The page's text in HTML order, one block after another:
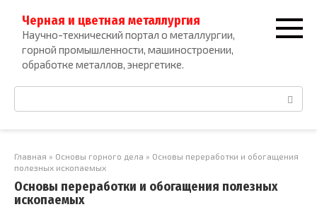
контенту
Черная и цветная металлургия
Научно-технический портал о металлургии,
горной промышленности, машиностроении,
обработке металлов, энергетике.
Поиск:
Главная » Основы горного дела » Основы переработки и обогащения
полезных ископаемых
Основы переработки и обогащения полезных
ископаемых